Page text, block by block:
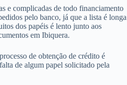
e complicadas de todo financiamento
pelo banco, já que a lista é longa
dos papéis é lento junto aos
em Ibiquera.
de obtenção de crédito é
de algum papel solicitado pela